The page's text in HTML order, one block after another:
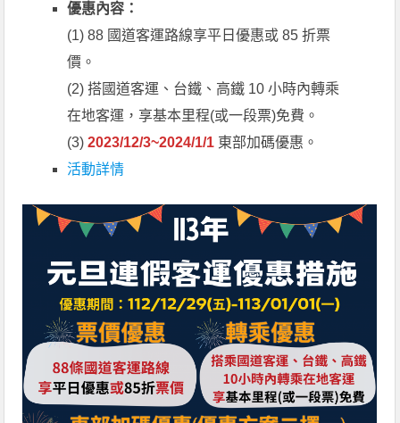
優惠內容：
(1) 88 國道客運路線享平日優惠或 85 折票
價。
(2) 搭國道客運、台鐵、高鐵 10 小時內轉乘
在地客運，享基本里程(或一段票)免費。
(3)2023/12/3~2024/1/1 東部加碼優惠。
活動詳情